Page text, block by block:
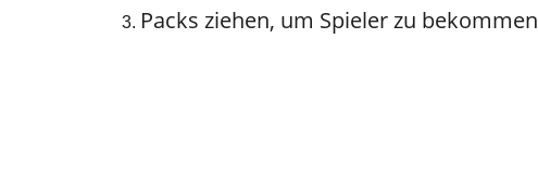
Packs ziehen, um Spieler zu bekommen